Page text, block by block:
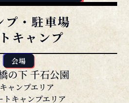
プ・駐車場
キャンプ
の下 千石公園
ャンプエリア
トキャンプエリア
期間